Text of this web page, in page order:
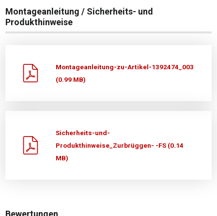
Montageanleitung / Sicherheits- und
Produkthinweise
Montageanleitung-zu-Artikel-1392474_003
(0.99 MB)
Sicherheits-und-
Produkthinweise_Zurbrüggen- -FS (0.14
MB)
Bewertungen